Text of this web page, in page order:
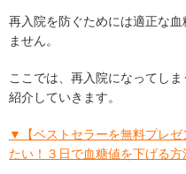
再入院を防ぐためには適正な
ません。
ここでは、再入院になってし
紹介していきます。
▼【ベストセラーを無料プレ
たい！３日で血糖値を下げる方